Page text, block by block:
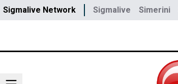
Sigmalive Network Sigmalive Simerini